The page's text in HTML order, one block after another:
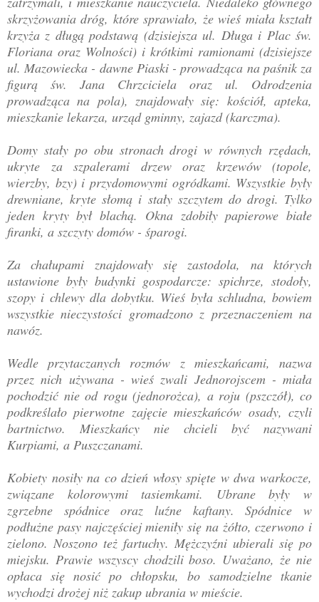
skrzyżowania dróg, które sprawiało, że wieś miała kształt
krzyża z długą podstawą (dzisiejsza ul. Długa i Plac św.
Floriana oraz Wolności) i krótkimi ramionami (dzisiejsze
ul. Mazowiecka - dawne Piaski - prowadząca na paśnik za
figurą św. Jana Chrzciciela oraz ul. Odrodzenia
prowadząca na pola), znajdowały się: kościół, apteka,
mieszkanie lekarza, urząd gminny, zajazd (karczma).
Domy stały po obu stronach drogi w równych rzędach,
ukryte za szpalerami drzew oraz krzewów (topole,
wierzby, bzy) i przydomowymi ogródkami. Wszystkie były
drewniane, kryte słomą i stały szczytem do drogi. Tylko
jeden kryty był blachą. Okna zdobiły papierowe białe
firanki, a szczyty domów - śparogi.
Za chałupami znajdowały się zastodola, na których
ustawione były budynki gospodarcze: spichrze, stodoły,
szopy i chlewy dla dobytku. Wieś była schludna, bowiem
wszystkie nieczystości gromadzono z przeznaczeniem na
nawóz.
Wedle przytaczanych rozmów z mieszkańcami, nazwa
przez nich używana - wieś zwali Jednorojscem - miała
pochodzić nie od rogu (jednorożca), a roju (pszczół), co
podkreślało pierwotne zajęcie mieszkańców osady, czyli
bartnictwo. Mieszkańcy nie chcieli być nazywani
Kurpiami, a Puszczanami.
Kobiety nosiły na co dzień włosy spięte w dwa warkocze,
związane kolorowymi tasiemkami. Ubrane były w
zgrzebne spódnice oraz luźne kaftany. Spódnice w
podłużne pasy najczęściej mieniły się na żółto, czerwono i
zielono. Noszono też fartuchy. Mężczyźni ubierali się po
miejsku. Prawie wszyscy chodzili boso. Uważano, że nie
opłaca się nosić po chłopsku, bo samodzielne tkanie
wychodzi drożej niż zakup ubrania w mieście.